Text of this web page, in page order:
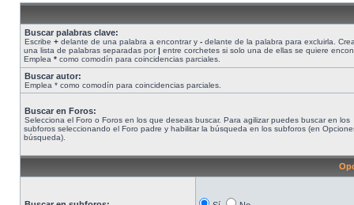
Buscar palabras clave:
Escribe + delante de una palabra a encontrar y - delante de la palabra para excluirla.
una lista de palabras separadas por| entre corchetes si solo una de ellas se quiere
Emplea * como comodín para coincidencias parciales.
Buscar autor:
Emplea * como comodín para coincidencias parciales.
Buscar en Foros:
Selecciona el Foro o Foros en los que deseas buscar. Para agilizar puedes buscar en los
subforos seleccionando el Foro padre y habilitar la búsqueda en los subforos (en
búsqueda).